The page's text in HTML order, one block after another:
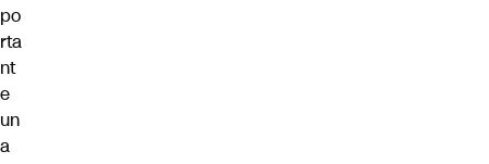
po
rta
nt
e
un
a